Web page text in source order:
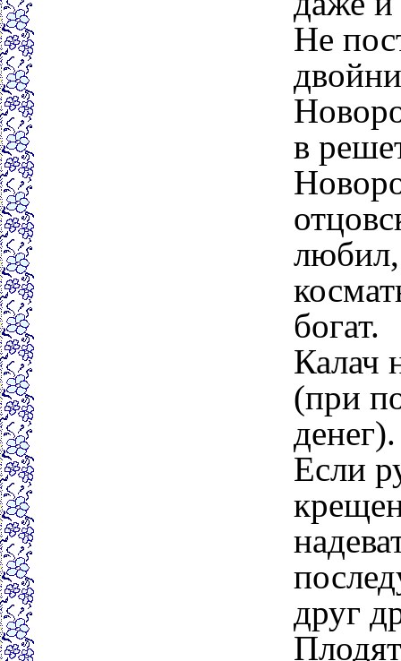
Не
в
богат.
Калач
(при
денег).
Если
друг